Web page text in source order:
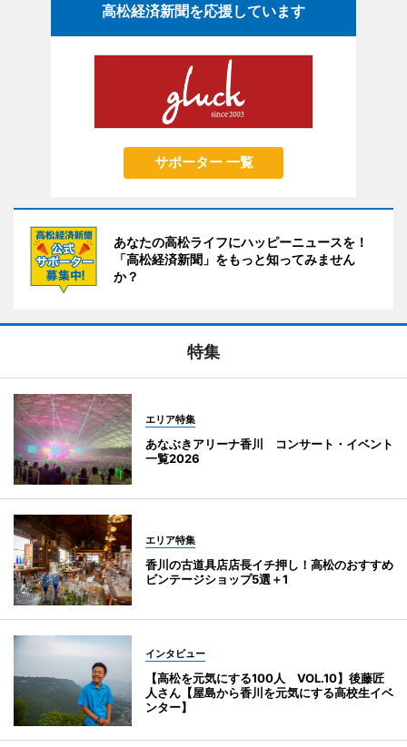
高松経済新聞を応援しています
サポーター 一覧
あなたの高松ライフにハッピーニュースを！
「高松経済新聞」をもっと知ってみません
か？
特集
エリア特集
あなぶきアリーナ香川 コンサート・イベント
一覧2026
エリア特集
香川の古道具店店長イチ押し！高松のおすすめ
ビンテージショップ5選＋1
インタビュー
【高松を元気にする100人 VOL.10】後藤匠
人さん【屋島から香川を元気にする高校生イベ
ンター】